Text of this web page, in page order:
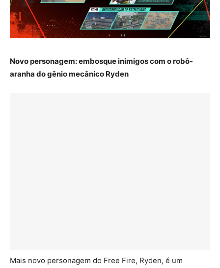
Novo personagem: embosque inimigos com o robô-
aranha do gênio mecânico Ryden
Mais novo personagem do Free Fire, Ryden, é um